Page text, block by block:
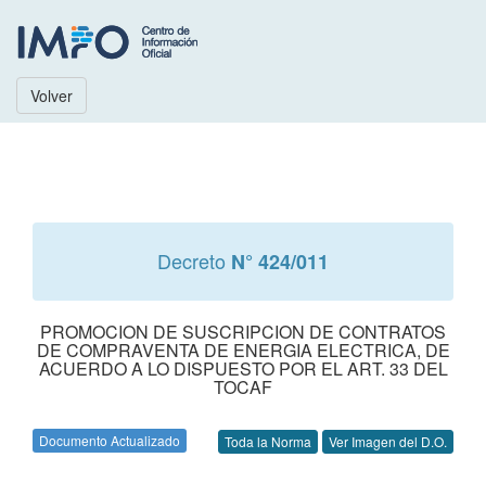
Volver
Decreto N° 424/011
PROMOCION DE SUSCRIPCION DE CONTRATOS
DE COMPRAVENTA DE ENERGIA ELECTRICA, DE
ACUERDO A LO DISPUESTO POR EL ART. 33 DEL
TOCAF
Documento Actualizado Toda la Norma Ver Imagen del D.O.